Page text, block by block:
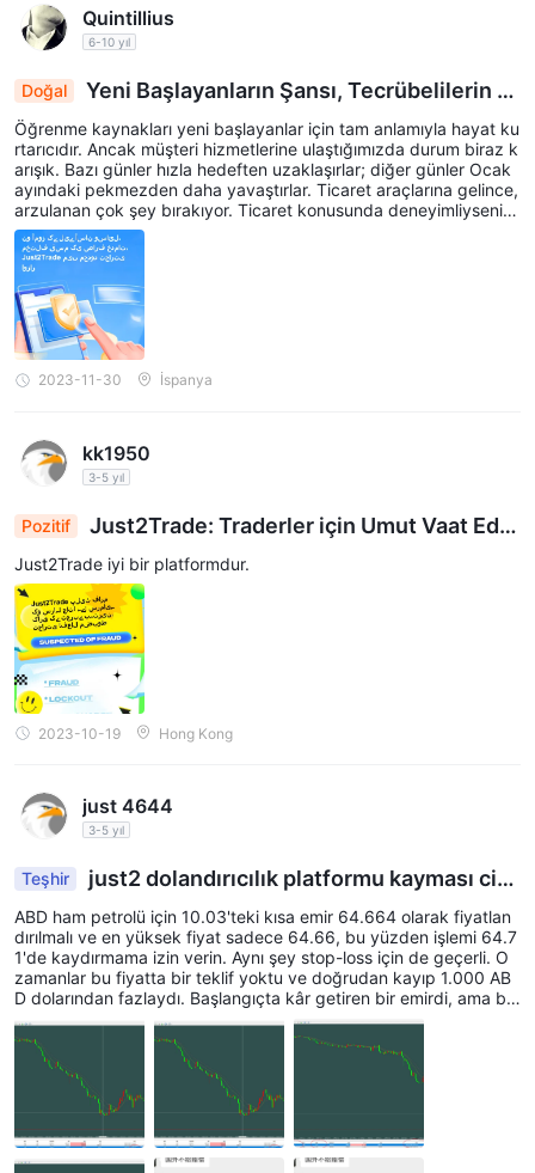
Quintillius
6-10 yıl
Doğal
Yeni Başlayanların Şansı, Tecrübelilerin K
ararı: Just2Trade'in Karışık Bir Değerlendirmesi
Öğrenme kaynakları yeni başlayanlar için tam anlamıyla hayat ku
rtarıcıdır. Ancak müşteri hizmetlerine ulaştığımızda durum biraz k
arışık. Bazı günler hızla hedeften uzaklaşırlar; diğer günler Ocak
ayındaki pekmezden daha yavaştırlar. Ticaret araçlarına gelince,
arzulanan çok şey bırakıyor. Ticaret konusunda deneyimliyseniz
ve seçenekleri çok seviyorsanız Just2Trade hedefinize ulaşamay
abilir. Ancak acemi ticareti için bu iyi bir başlangıç ​​noktasıdır!
2023-11-30 İspanya
kk1950
3-5 yıl
Pozitif
Just2Trade: Traderler için Umut Vaat Ede
n Bir Platform
Just2Trade iyi bir platformdur.
2023-10-19 Hong Kong
just 4644
3-5 yıl
Teşhir
just2 dolandırıcılık platformu kayması cid
didir ve herhangi bir tazminat ödenmeyecektir. Y
urtdışına kaçarsanız ve paranız silinirse
ABD ham petrolü için 10.03'teki kısa emir 64.664 olarak fiyatlan
dırılmalı ve en yüksek fiyat sadece 64.66, bu yüzden işlemi 64.7
1'de kaydırmama izin verin. Aynı şey stop-loss için de geçerli. O
zamanlar bu fiyatta bir teklif yoktu ve doğrudan kayıp 1.000 AB
D dolarından fazlaydı. Başlangıçta kâr getiren bir emirdi, ama be
n bunu zarar olarak değiştirdim. Müşteri hizmetlerinden açıklama
istedim ve tamamen yabancılar tarafından halledildiğini söyledi
m. Ödemeyi reddettiler. Kayma normaldir. İnsanlara zorbalık, aylı
k birkaç bin yuan maaşım döviz yatırmak ve yatırım yapmak için
kandırıldı ve şimdi kendi kendime para kazanmanın kayıplara yol
açan bir kayma olduğunu söylüyorum, bunun bir nedeni var mı!! !
O zamanki ekran görüntülerini kanıt olarak kaydettim! ! ! Müşteri
den her şeyi alan bir dolandırıcılık platformu